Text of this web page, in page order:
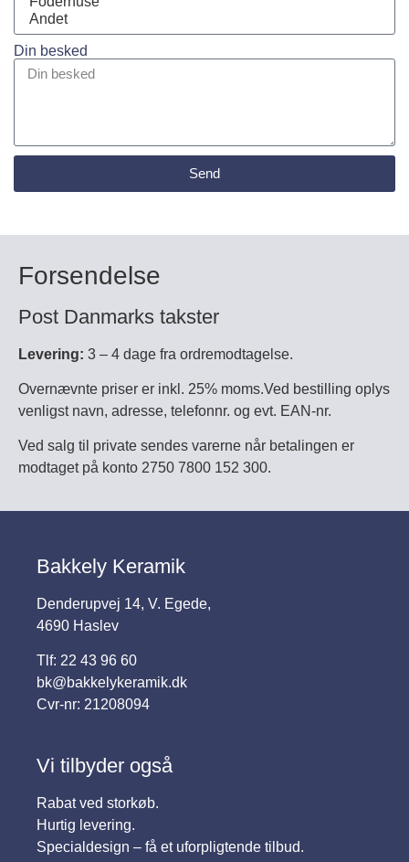
Din besked
Send
Forsendelse
Post Danmarks takster
Levering: 3 – 4 dage fra ordremodtagelse.
Overnævnte priser er inkl. 25% moms.Ved bestilling oplys
venligst navn, adresse, telefonnr. og evt. EAN-nr.
Ved salg til private sendes varerne når betalingen er
modtaget på konto 2750 7800 152 300.
Bakkely Keramik
Denderupvej 14, V. Egede,
4690 Haslev
Tlf: 22 43 96 60
bk@bakkelykeramik.dk
Cvr-nr: 21208094
Vi tilbyder også
Rabat ved storkøb.
Hurtig levering.
Specialdesign – få et uforpligtende tilbud.